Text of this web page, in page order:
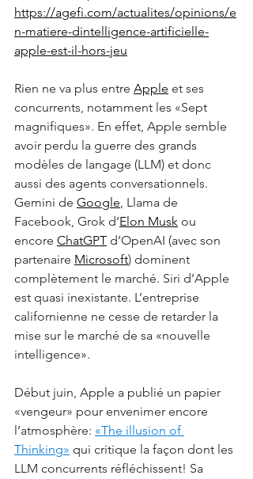
https://agefi.com/actualites/opinions/e
n-matiere-dintelligence-artificielle-
apple-est-il-hors-jeu
Rien ne va plus entre Apple et ses
concurrents, notamment les «Sept
magnifiques». En effet, Apple semble
avoir perdu la guerre des grands
modèles de langage (LLM) et donc
aussi des agents conversationnels.
Gemini de Google, Llama de
Facebook, Grok d’Elon Musk ou
encore ChatGPT d’OpenAI (avec son
partenaire Microsoft) dominent
complètement le marché. Siri d’Apple
est quasi inexistante. L’entreprise
californienne ne cesse de retarder la
mise sur le marché de sa «nouvelle
intelligence».
Début juin, Apple a publié un papier
«vengeur» pour envenimer encore
l’atmosphère: «The illusion of
Thinking» qui critique la façon dont les
LLM concurrents réfléchissent! Sa